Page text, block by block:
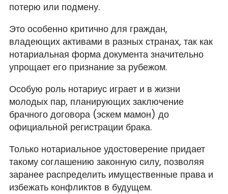
потерю или подмену.
Это особенно критично для граждан,
владеющих активами в разных странах, так как
нотариальная форма документа значительно
упрощает его признание за рубежом.
Особую роль нотариус играет и в жизни
молодых пар, планирующих заключение
брачного договора (эскем мамон) до
официальной регистрации брака.
Только нотариальное удостоверение придает
такому соглашению законную силу, позволяя
заранее распределить имущественные права и
избежать конфликтов в будущем.